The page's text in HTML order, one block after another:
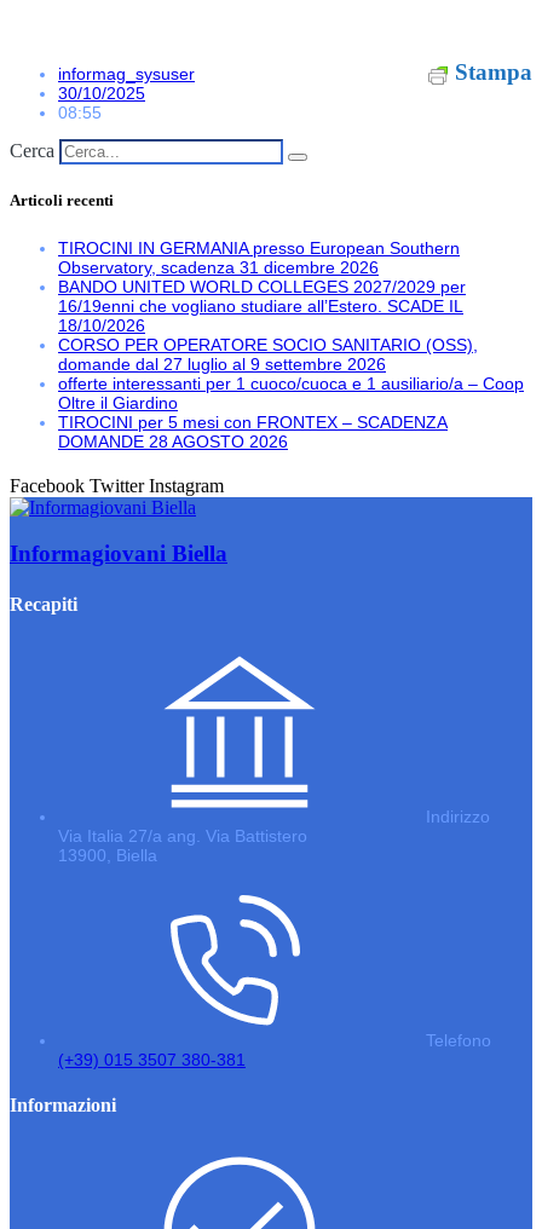
Stampa
informag_sysuser
30/10/2025
08:55
Cerca
Articoli recenti
TIROCINI IN GERMANIA presso European Southern
Observatory, scadenza 31 dicembre 2026
BANDO UNITED WORLD COLLEGES 2027/2029 per
16/19enni che vogliano studiare all’Estero. SCADE IL
18/10/2026
CORSO PER OPERATORE SOCIO SANITARIO (OSS),
domande dal 27 luglio al 9 settembre 2026
offerte interessanti per 1 cuoco/cuoca e 1 ausiliario/a – Coop
Oltre il Giardino
TIROCINI per 5 mesi con FRONTEX – SCADENZA
DOMANDE 28 AGOSTO 2026
Facebook Twitter Instagram
Informagiovani Biella
Recapiti
Indirizzo
Via Italia 27/a ang. Via Battistero
13900, Biella
Telefono
(+39) 015 3507 380-381
Informazioni